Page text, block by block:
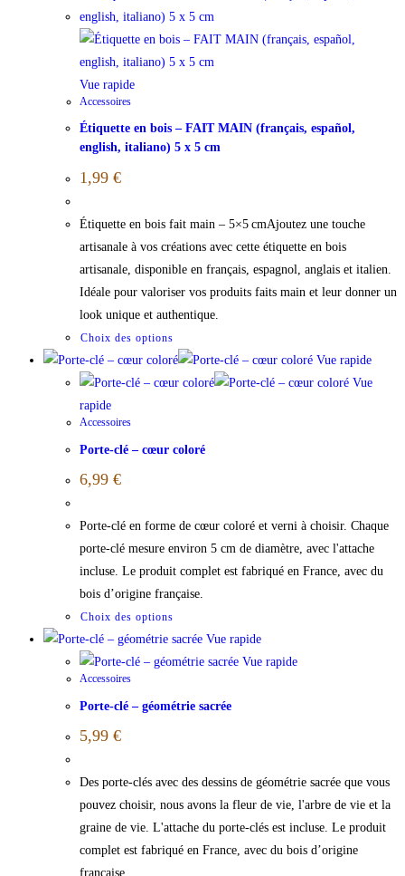
Vue rapide
Accessoires
Étiquette en bois – FAIT MAIN (français, español,
english, italiano) 5 x 5 cm
1,99 €
Étiquette en bois fait main – 5×5 cmAjoutez une touche
artisanale à vos créations avec cette étiquette en bois
artisanale, disponible en français, espagnol, anglais et italien.
Idéale pour valoriser vos produits faits main et leur donner un
look unique et authentique.
Choix des options
Vue rapide
Vue
rapide
Accessoires
Porte-clé – cœur coloré
6,99 €
Porte-clé en forme de cœur coloré et verni à choisir. Chaque
porte-clé mesure environ 5 cm de diamètre, avec l'attache
incluse. Le produit complet est fabriqué en France, avec du
bois d’origine française.
Choix des options
Vue rapide
Vue rapide
Accessoires
Porte-clé – géométrie sacrée
5,99 €
Des porte-clés avec des dessins de géométrie sacrée que vous
pouvez choisir, nous avons la fleur de vie, l'arbre de vie et la
graine de vie. L'attache du porte-clés est incluse. Le produit
complet est fabriqué en France, avec du bois d’origine
française.